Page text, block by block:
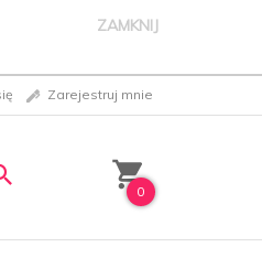
ZAMKNIJ
Zarejestruj mnie
0